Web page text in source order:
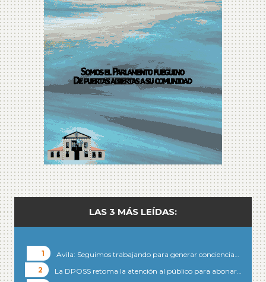
LAS 3 MÁS LEÍDAS:
Avila: Seguimos trabajando para generar conciencia…
La DPOSS retoma la atención al público para abonar…